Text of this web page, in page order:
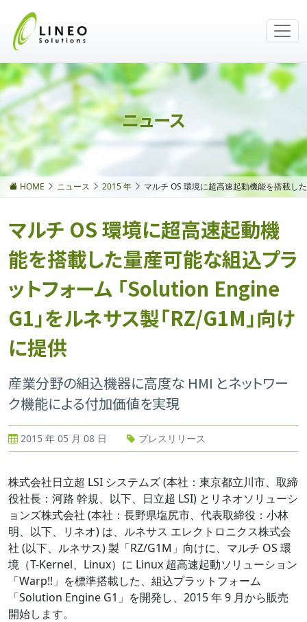
ニュース
HOME ニュース 2015 年 マルチ OS 環境に超高速起動機能を搭載し
マルチ OS 環境に超高速起動機
能を搭載した量産可能な組込プラ
ットフォーム 「Solution Engine
G1」をルネサス製「RZ/G1M」向け
に提供
産業分野の組込機器に高度な HMI とネットワー
ク機能による付加価値を実現
2015 年 05 月 08 日 プレスリリース
株式会社日立超 LSI システムズ (本社：東京都立川市、取締
役社長：河路 幹規、以下、日立超 LSI) とリネオソリューシ
ョンズ株式会社 (本社：長野県塩尻市、代表取締役：小林
明、以下、リネオ) は、ルネサス エレクトロニクス株式会
社 (以下、ルネサス) 製「RZ/G1M」向けに、マルチ OS 環
境（T-Kernel、Linux）に Linux 超高速起動ソリューション
「Warp!!」を標準搭載した、組込プラットフォーム
「Solution Engine G1」を開発し、2015 年 9 月から販売
開始します。